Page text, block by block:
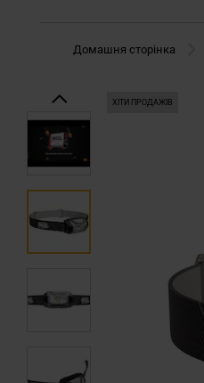
Домашня сторінка
ХІТИ ПРОДАЖІВ